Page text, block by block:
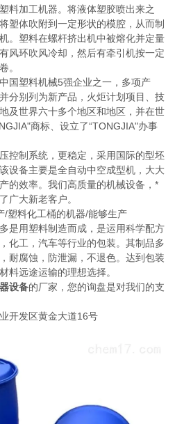
料加工机器。将液体塑胶喷出来之
塑体吹附到一定形状的模腔，从而制
。塑料在螺杆挤出机中被熔化并定量
风环吹风冷却，然后有牵引机按一定
。
国塑料机械5强企业之一，多项产
分别列为新产品，火炬计划项目、技
及世界六十多个地区和地区，并在世
商标、设立了“TONGJIA"办事
控制系统，更稳定，采用国际的型坯
设备主要是全自动中空成型机，大大
的效率。我们高质量的机械设备，*
广大新老客户。
/塑料化工桶的机器/能够生产
是用塑料制造而成，是运用科学配方
化工，汽车等行业的包装。其制品多
耐腐蚀，防泄漏，不退色。达到包装
料远途运输的理想选择。
设备的厂家，您的询盘是对我们的支
开发区黄金大道16号